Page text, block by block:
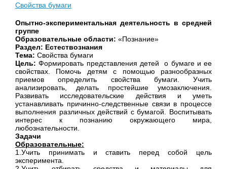
Свойства бумаги
Опытно-экспериментальная деятельность в средней
группе
Образовательные области: «Познание»
Раздел: Естествознания
Тема: Свойства бумаги
Цель:Формировать представления детей о бумаге и ее
свойствах. Помочь детям с помощью разнообразных
приемов определить свойства бумаги. Учить
анализировать, делать простейшие умозаключения.
Развивать исследовательские действия и уметь
устанавливать причинно-следственные связи в процессе
выполнения различных действий с бумагой. Воспитывать
интерес к познанию окружающего мира,
любознательности.
Задачи
Образовательные:
1.Учить принимать и ставить перед собой цель
эксперимента.